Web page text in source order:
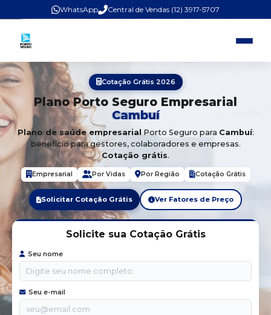
WhatsApp Central de Vendas (12) 3917-5707
Cotação Grátis 2026
Plano Porto Seguro Empresarial
Cambuí
Plano de saúde empresarialPorto Seguro para Cambuí:
benefício para gestores, colaboradores e empresas.
Cotação grátis.
Empresarial Por Vidas Por Região Cotação Grátis
Solicitar Cotação Grátis Ver Fatores de Preço
Solicite sua Cotação Grátis
Seu nome
Seu e-mail